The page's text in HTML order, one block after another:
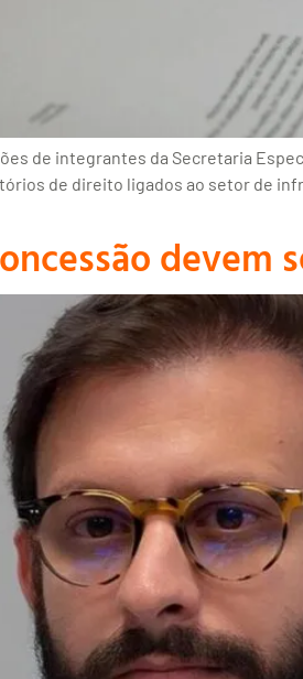
de integrantes da Secretaria
de direito ligados ao setor de
devem